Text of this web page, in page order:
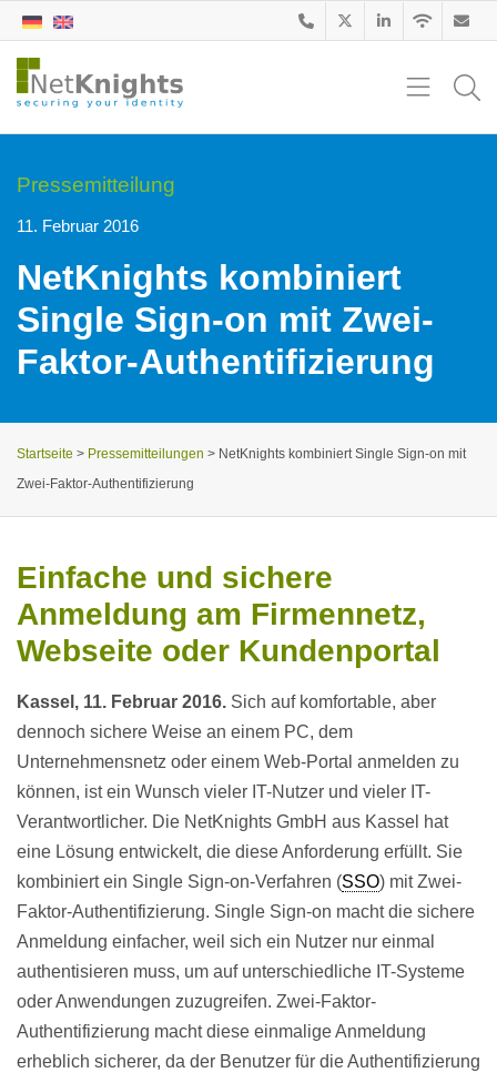
Pressemitteilung
11. Februar 2016
NetKnights kombiniert
Single Sign-on mit Zwei-
Faktor-Authentifizierung
Startseite > Pressemitteilungen > NetKnights kombiniert Single Sign-on mit
Zwei-Faktor-Authentifizierung
Einfache und sichere
Anmeldung am Firmennetz,
Webseite oder Kundenportal
Kassel, 11. Februar 2016. Sich auf komfortable, aber
dennoch sichere Weise an einem PC, dem
Unternehmensnetz oder einem Web-Portal anmelden zu
können, ist ein Wunsch vieler IT-Nutzer und vieler IT-
Verantwortlicher. Die NetKnights GmbH aus Kassel hat
eine Lösung entwickelt, die diese Anforderung erfüllt. Sie
kombiniert ein Single Sign-on-Verfahren (SSO) mit Zwei-
Faktor-Authentifizierung. Single Sign-on macht die sichere
Anmeldung einfacher, weil sich ein Nutzer nur einmal
authentisieren muss, um auf unterschiedliche IT-Systeme
oder Anwendungen zuzugreifen. Zwei-Faktor-
Authentifizierung macht diese einmalige Anmeldung
erheblich sicherer, da der Benutzer für die Authentifizierung